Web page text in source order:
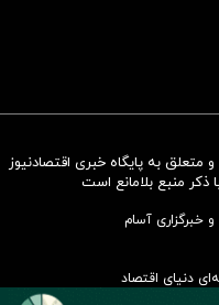
همسنگ با شاخص
به پایگاه خبری اقتصادنیوز
ذکر منبع بلامانع است
خبرگزاری آسام
دنیای اقتصاد